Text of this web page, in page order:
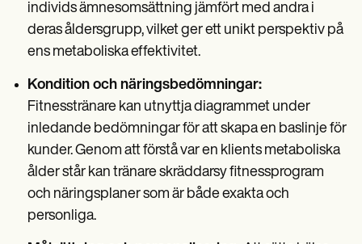
individs ämnesomsättning jämfört med andra i
deras åldersgrupp, vilket ger ett unikt perspektiv på
ens metaboliska effektivitet.
Kondition och näringsbedömningar:
Fitnesstränare kan utnyttja diagrammet under
inledande bedömningar för att skapa en baslinje för
kunder. Genom att förstå var en klients metaboliska
ålder står kan tränare skräddarsy fitnessprogram
och näringsplaner som är både exakta och
personliga.